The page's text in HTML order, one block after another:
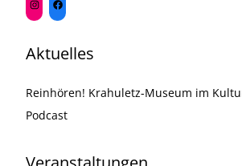
Aktuelles
Reinhören! Krahuletz-Museum im
Podcast